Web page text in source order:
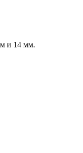
и 14 мм.